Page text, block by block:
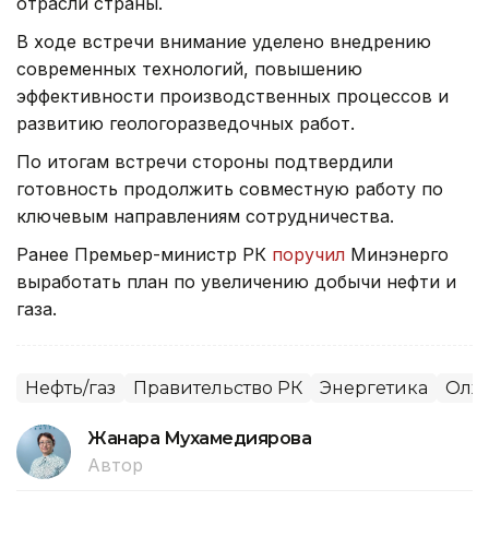
В ходе встречи внимание уделено внедрению
современных технологий, повышению
эффективности производственных процессов и
развитию геологоразведочных работ.
По итогам встречи стороны подтвердили
готовность продолжить совместную работу по
ключевым направлениям сотрудничества.
Ранее Премьер-министр РК поручил Минэнерго
выработать план по увеличению добычи нефти и
газа.
Нефть/газ Правительство РК Энергетика
Жанара Мухамедиярова
Автор